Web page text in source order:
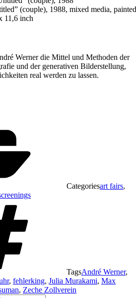
(couple), 1988, mixed media,
11,6 inch
Werner die Mittel und Methoden der
und der generativen Bilderstellung,
real werden zu lassen.
Categoriesart fairs,
TagsAndré Werner,
, fehlerking, Julia Murakami, Max
, Zeche Zollverein